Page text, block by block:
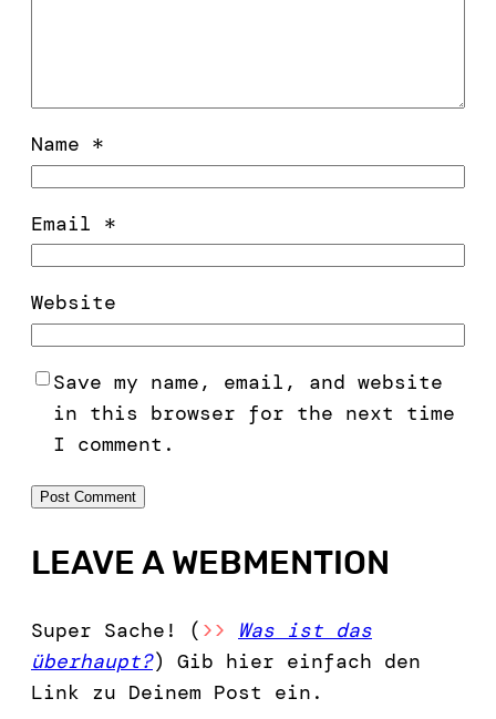
Name *
Email *
Website
Save my name, email, and website
in this browser for the next time
I comment.
LEAVE A WEBMENTION
Super Sache! ( >>
Was ist das
überhaupt?) Gib hier einfach den
Link zu Deinem Post ein.